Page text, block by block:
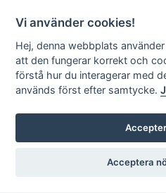
Logga in
Vi använder cookies!
Hej, denna webbplats
att den fungerar korrekt och
förstå hur du interagerar med
används först efter samtycke.
Acceptera